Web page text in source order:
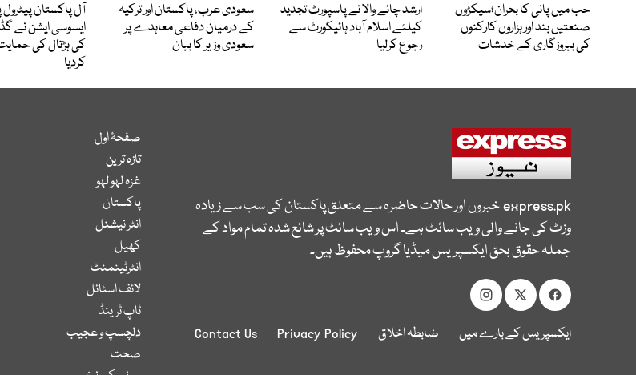
حب میں پانی کا بحران؛سیکڑوں
صنعتیں بند اور ہزاروں کارکنوں
کی بیروزگاری کے خدشات
ارشد چائے والا نے پاسپورٹ تجدید
کیلئے اسلام آباد ہائیکورٹ سے
رجوع کرلیا
سعودی عرب، پاکستان اور ترکیہ
کے درمیان دفاعی معاہدے پر
سعودی وزیر کا بیان
آل پاکستان پیٹرول
ایسوسی ایشن نے گڈز
کی ہڑتال کی
کردیا
express.pkخبروں اور حالات حاضرہ سے متعلق پاکستان کی سب سے زیادہ
وزٹ کی جانے والی ویب سائٹ ہے۔ اس ویب سائٹ پر شائع شدہ تمام مواد کے
جملہ حقوق بحق ایکسپریس میڈیا گروپ محفوظ ہیں۔
ایکسپریس کے بارے میں ضابطہ اخلاق Privacy Policy
Contact Us
صفحۂ اول
تازہ ترین
غزہ لہو لہو
پاکستان
انٹر نیشنل
کھیل
انٹرٹینمنٹ
لائف اسٹائل
ٹاپ ٹرینڈ
دلچسپ و عجیب
صحت